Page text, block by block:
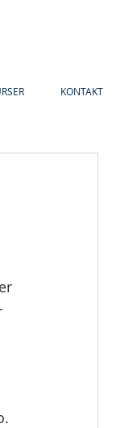
KONTAKT